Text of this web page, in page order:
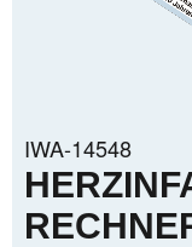
IWA-14548